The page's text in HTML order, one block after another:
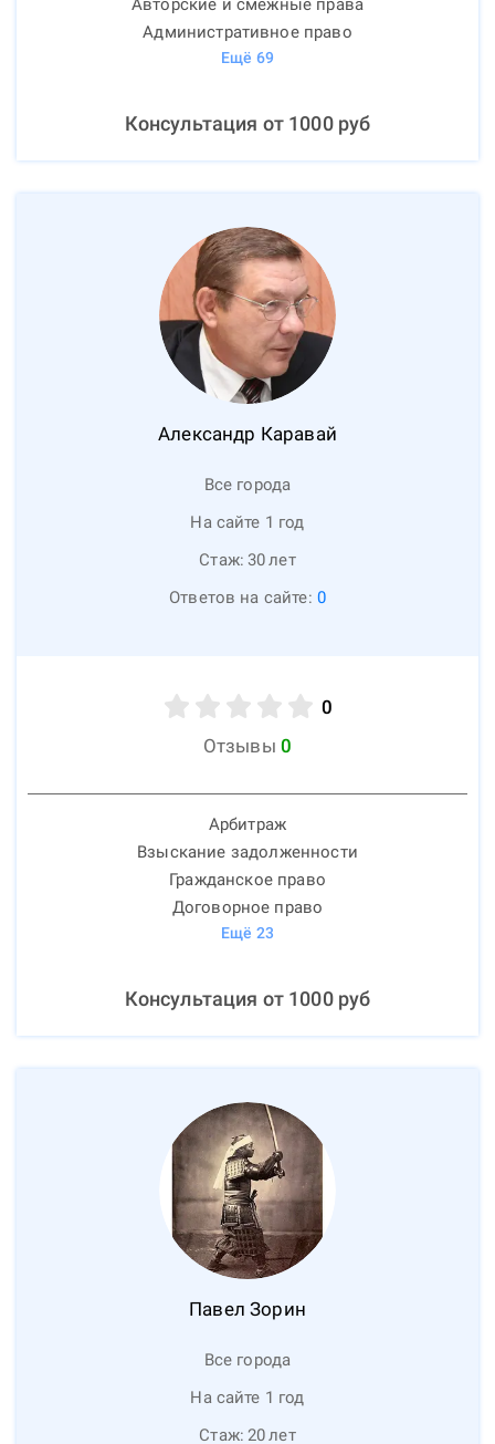
Авторские и смежные права
Административное право
Ещё 69
Консультация от 1000руб
Александр Каравай
Все города
На сайте 1 год
Стаж: 30лет
Ответов на сайте: 0
0
Отзывы 0
Арбитраж
Взыскание задолженности
Гражданское право
Договорное право
Ещё 23
Консультация от 1000руб
Павел Зорин
Все города
На сайте 1 год
Стаж: 20лет